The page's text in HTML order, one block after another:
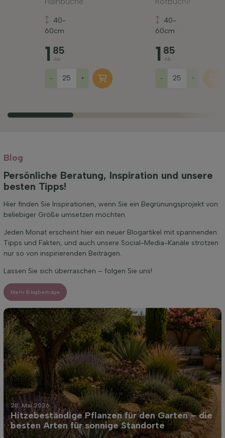
40-
60cm
1 85
Ab
- +
40-
60cm
1 85
Ab
- +
Blog
Persönliche Beratung, Inspiration und unsere
besten Tipps!
Hier finden Sie Inspirationen, wenn Sie ein Begrünungsprojekt von
beliebiger Größe umsetzen möchten.
Jeden Monat erscheint hier ein neuer Blogartikel mit spannenden
Tipps und Fakten, und auch unsere Social-Media-Kanäle strotzen
nur so von inspirierenden Beiträgen.
Lassen Sie sich überraschen – folgen Sie uns!
Mehr Blogbeiträge
28. Mai 2026
Hitzebeständige Pflanzen für den Garten – die
besten Arten für sonnige Standorte